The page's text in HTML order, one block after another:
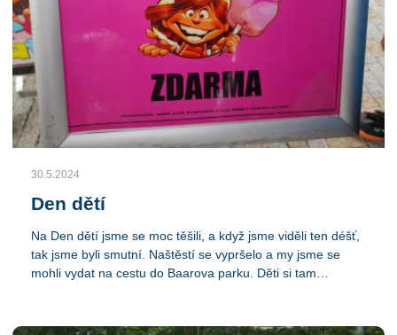
30.5.2024
Den dětí
Na Den dětí jsme se moc těšili, a když jsme viděli ten déšť,
tak jsme byli smutní. Naštěstí se vypršelo a my jsme se
mohli vydat na cestu do Baarova parku. Děti si tam
na začátku byli zklamání, tak se nakonec vyčasilo a prožili